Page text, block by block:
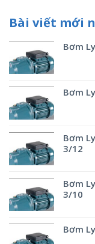
Bài viết mới
Bơm
Bơm
Bơm
3/12
Bơm
3/10
Bơm